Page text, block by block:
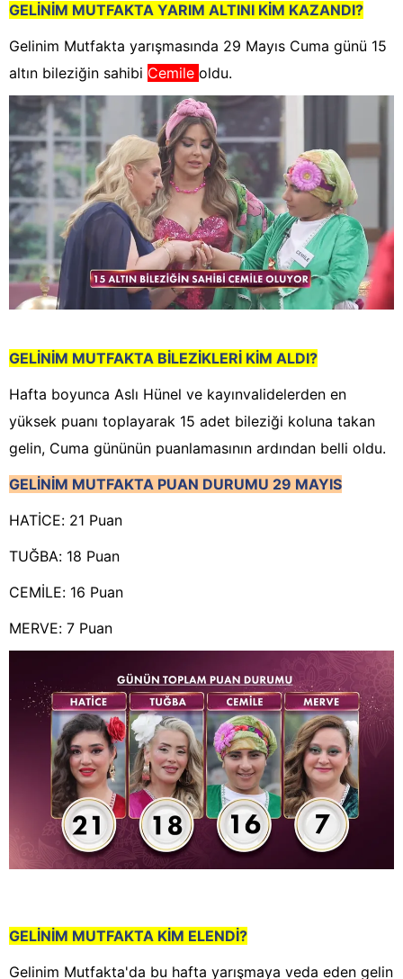
GELİNİM MUTFAKTA YARIM ALTINI KİM KAZANDI?
Gelinim Mutfakta yarışmasında 29 Mayıs Cuma günü 15
altın bileziğin sahibi Cemile oldu.
GELİNİM MUTFAKTA BİLEZİKLERİ KİM ALDI?
Hafta boyunca Aslı Hünel ve kayınvalidelerden en
yüksek puanı toplayarak 15 adet bileziği koluna takan
gelin, Cuma gününün puanlamasının ardından belli oldu.
GELİNİM MUTFAKTA PUAN DURUMU 29 MAYIS
HATİCE: 21 Puan
TUĞBA: 18 Puan
CEMİLE: 16 Puan
MERVE: 7 Puan
GELİNİM MUTFAKTA KİM ELENDİ?
Gelinim Mutfakta'da bu hafta yarışmaya veda eden gelin